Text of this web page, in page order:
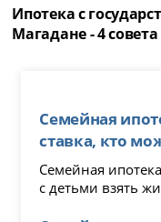
Ипотека с
Магадане - 4
Семейная
ставка, кто
Семейная
с детьми взять